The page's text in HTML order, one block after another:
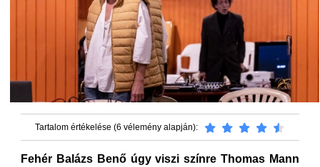
Tartalom értékelése (6 vélemény alapján):
Fehér Balázs Benő úgy viszi színre Thomas Mann